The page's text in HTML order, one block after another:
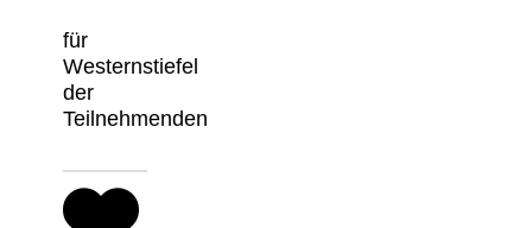
für
Westernstiefel
der
Teilnehmenden